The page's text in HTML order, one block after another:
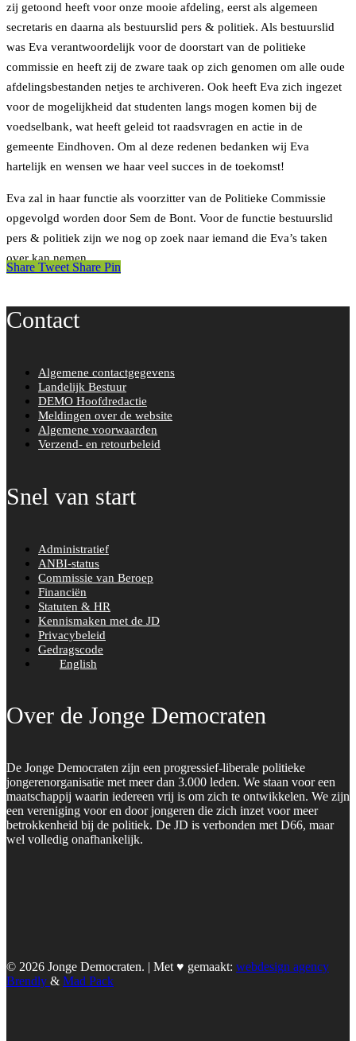
zij getoond heeft voor onze mooie afdeling, eerst als algemeen
secretaris en daarna als bestuurslid pers & politiek. Als bestuurslid
was Eva verantwoordelijk voor de doorstart van de politieke
commissie en heeft zij de zware taak op zich genomen om alle oude
afdelingsbestanden netjes te archiveren. Ook heeft Eva zich ingezet
voor de mogelijkheid dat studenten langs mogen komen bij de
voedselbank, wat heeft geleid tot raadsvragen en actie in de
gemeente Eindhoven. Om al deze redenen bedanken wij Eva
hartelijk en wensen we haar veel succes in de toekomst!
Eva zal in haar functie als voorzitter van de Politieke Commissie
opgevolgd worden door Sem de Bont. Voor de functie bestuurslid
pers & politiek zijn we nog op zoek naar iemand die Eva’s taken
over kan nemen.
Share Tweet Share Pin
Contact
Algemene contactgegevens
Landelijk Bestuur
DEMO Hoofdredactie
Meldingen over de website
Algemene voorwaarden
Verzend- en retourbeleid
Snel van start
Administratief
ANBI-status
Commissie van Beroep
Financiën
Statuten & HR
Kennismaken met de JD
Privacybeleid
Gedragscode
English
Over de Jonge Democraten
De Jonge Democraten zijn een progressief-liberale politieke
jongerenorganisatie met meer dan 3.000 leden. We staan voor een
maatschappij waarin iedereen vrij is om zich te ontwikkelen. We zijn
een vereniging voor en door jongeren die zich inzet voor meer
betrokkenheid bij de politiek. De JD is verbonden met D66, maar
wel volledig onafhankelijk.
© 2026 Jonge Democraten. | Met ♥︎ gemaakt: webdesign agency
Brendly & Mad Pack